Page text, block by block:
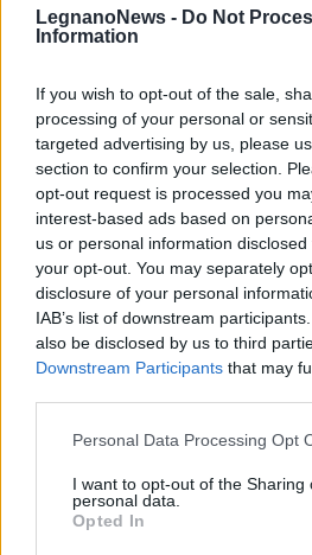
LegnanoNews - Do Not
Information
If you wish to opt-out of the sale,
processing of your personal or
targeted advertising by us, please
section to confirm your selection.
opt-out request is processed you
interest-based ads based on
us or personal information
your opt-out. You may separately
disclosure of your personal
IAB’s list of downstream
also be disclosed by us to third
Downstream Participants that may
Personal Data Processing Opt
I want to opt-out of the Sharing
personal data.
Opted In
“Il principio europeo del
possibilità reale –
persona deve poter
nei territori montani
ad andarsene per avere
dignitose. Le nostre
assistenzialismo, ma
continuare a essere
moderne”.